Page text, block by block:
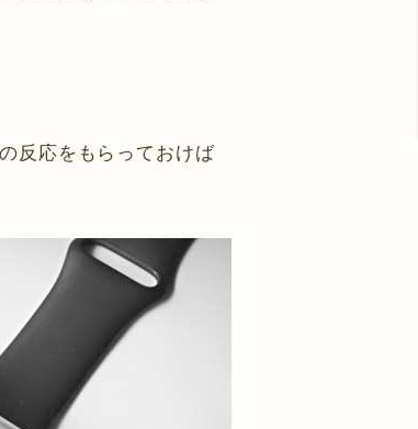
反応をもらっておけば